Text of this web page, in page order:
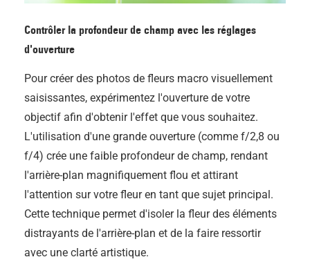
Contrôler la profondeur de champ avec les réglages
d'ouverture
Pour créer des photos de fleurs macro visuellement
saisissantes, expérimentez l'ouverture de votre
objectif afin d'obtenir l'effet que vous souhaitez.
L'utilisation d'une grande ouverture (comme f/2,8 ou
f/4) crée une faible profondeur de champ, rendant
l'arrière-plan magnifiquement flou et attirant
l'attention sur votre fleur en tant que sujet principal.
Cette technique permet d'isoler la fleur des éléments
distrayants de l'arrière-plan et de la faire ressortir
avec une clarté artistique.